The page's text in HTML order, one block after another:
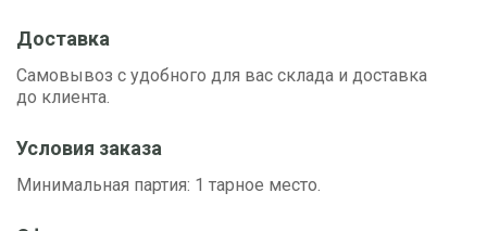
Доставка
Самовывоз с удобного для вас склада и доставка
до клиента.
Условия заказа
Минимальная партия: 1 тарное место.